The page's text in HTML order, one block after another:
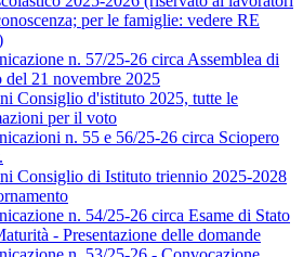
per le famiglie: vedere RE
n. 57/25-26 circa Assemblea di
del 21 novembre 2025
Consiglio d'istituto 2025, tutte le
per il voto
n. 55 e 56/25-26 circa Sciopero
Consiglio di Istituto triennio 2025-2028
n. 54/25-26 circa Esame di Stato
- Presentazione delle domande